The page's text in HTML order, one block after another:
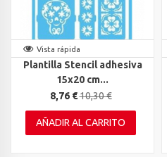
Vista rápida
Plantilla Stencil adhesiva
15x20 cm...
8,76 €10,30 €
AÑADIR AL CARRITO